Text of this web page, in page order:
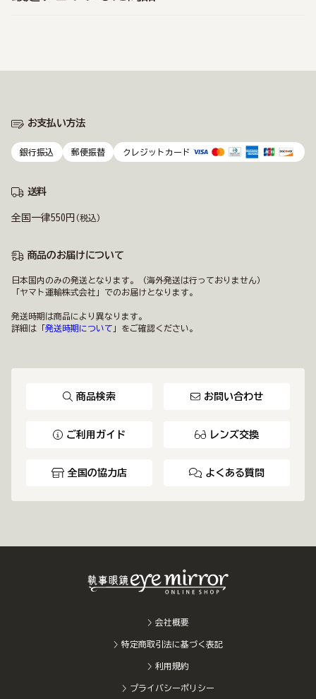
お支払い方法
銀行振込 郵便振替 クレジットカード
送料
全国一律550円 (税込)
商品のお届けについて
日本国内のみの発送となります。（海外発送は行っておりません）
「ヤマト運輸株式会社」でのお届けとなります。
発送時期は商品により異なります。
詳細は「 発送時期について 」をご確認ください。
商品検索 お問い合わせ
ご利用ガイド レンズ交換
全国の協力店 よくある質問
会社概要
特定商取引法に基づく表記
利用規約
プライバシーポリシー